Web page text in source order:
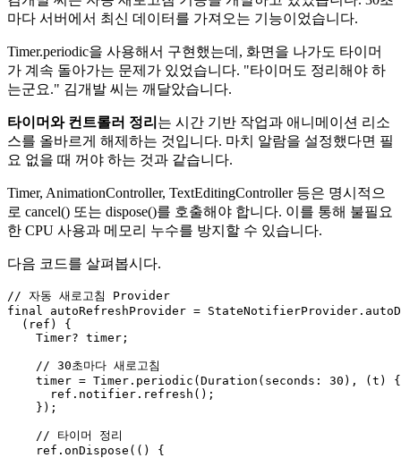
마다 서버에서 최신 데이터를 가져오는 기능이었습니다.
Timer.periodic을 사용해서 구현했는데, 화면을 나가도 타이머
가 계속 돌아가는 문제가 있었습니다. "타이머도 정리해야 하
는군요." 김개발 씨는 깨달았습니다.
타이머와 컨트롤러 정리 는 시간 기반 작업과 애니메이션 리소
스를 올바르게 해제하는 것입니다. 마치 알람을 설정했다면 필
요 없을 때 꺼야 하는 것과 같습니다.
Timer, AnimationController, TextEditingController 등은 명시적으
로 cancel() 또는 dispose()를 호출해야 합니다. 이를 통해 불필요
한 CPU 사용과 메모리 누수를 방지할 수 있습니다.
다음 코드를 살펴봅시다.
// 자동 새로고침 Provider
final autoRefreshProvider =
  (ref) {
    Timer? timer;
    // 30초마다 새로고침
    timer = Timer.periodic(Duration(seconds: 30), (t) {
      ref.notifier.refresh();
    });
    // 타이머 정리
    ref.onDispose(() {